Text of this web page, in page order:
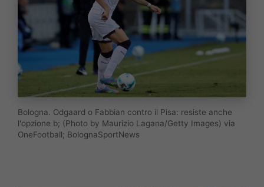
Bologna. Odgaard o Fabbian contro il Pisa: resiste anche
l'opzione b; (Photo by Maurizio Lagana/Getty Images) via
OneFootball; BolognaSportNews